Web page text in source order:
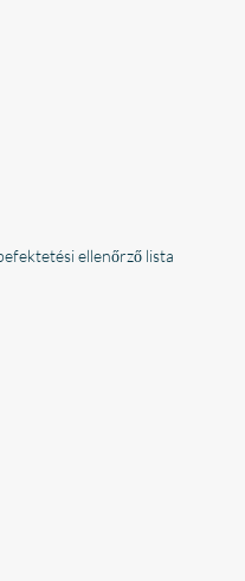
ellenőrző lista